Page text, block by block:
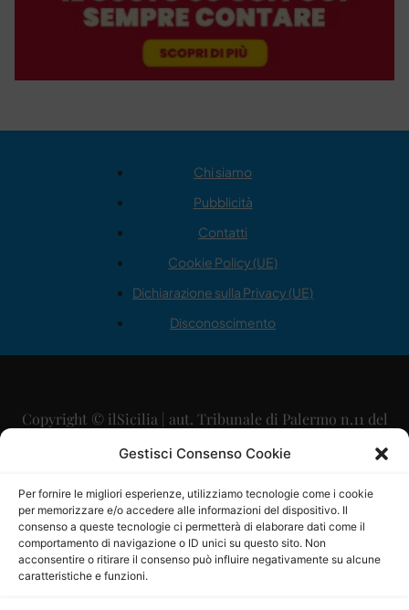
Gestisci Consenso Cookie
Per fornire le migliori esperienze, utilizziamo tecnologie come i cookie
per memorizzare e/o accedere alle informazioni del dispositivo. Il
consenso a queste tecnologie ci permetterà di elaborare dati come il
comportamento di navigazione o ID unici su questo sito. Non
acconsentire o ritirare il consenso può influire negativamente su alcune
caratteristiche e funzioni.
Chi siamo
Pubblicità
Contatti
Cookie Policy (UE)
Dichiarazione sulla Privacy (UE)
Disconoscimento
Copyright © ilSicilia | aut. Tribunale di Palermo n.11 del
29/09/2015
Direttore Editoriale: Maurizio Scaglione
Direttore Responsabile: Maria Calabrese